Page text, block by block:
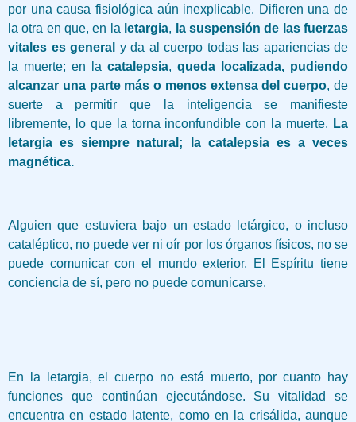
por una causa fisiológica aún inexplicable. Difieren una de
la otra en que, en la letargia, la suspensión de las fuerzas
vitales es general y da al cuerpo todas las apariencias de
la muerte; en la catalepsia, queda localizada, pudiendo
alcanzar una parte más o menos extensa del cuerpo, de
suerte a permitir que la inteligencia se manifieste
libremente, lo que la torna inconfundible con la muerte. La
letargia es siempre natural; la catalepsia es a veces
magnética.
Alguien que estuviera bajo un estado letárgico, o incluso
cataléptico, no puede ver ni oír por los órganos físicos, no se
puede comunicar con el mundo exterior. El Espíritu tiene
conciencia de sí, pero no puede comunicarse.
En la letargia, el cuerpo no está muerto, por cuanto hay
funciones que continúan ejecutándose. Su vitalidad se
encuentra en estado latente, como en la crisálida, aunque